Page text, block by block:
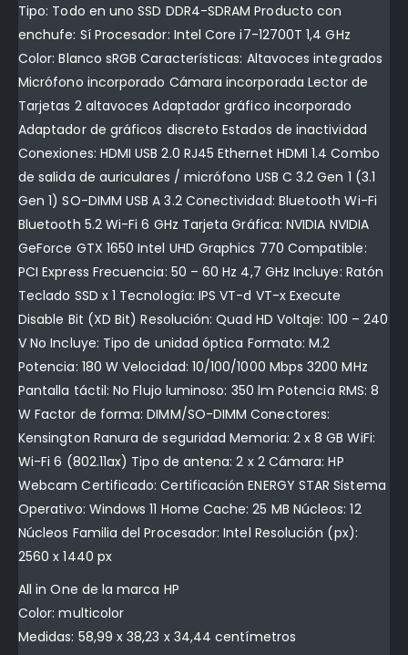
Tipo: Todo en uno SSD DDR4-SDRAM Producto con
enchufe: Sí Procesador: Intel Core i7-12700T 1,4 GHz
Color: Blanco sRGB Características: Altavoces integrados
Micrófono incorporado Cámara incorporada Lector de
Tarjetas 2 altavoces Adaptador gráfico incorporado
Adaptador de gráficos discreto Estados de inactividad
Conexiones: HDMI USB 2.0 RJ45 Ethernet HDMI 1.4 Combo
de salida de auriculares / micrófono USB C 3.2 Gen 1 (3.1
Gen 1) SO-DIMM USB A 3.2 Conectividad: Bluetooth Wi-Fi
Bluetooth 5.2 Wi-Fi 6 GHz Tarjeta Gráfica: NVIDIA NVIDIA
GeForce GTX 1650 Intel UHD Graphics 770 Compatible:
PCI Express Frecuencia: 50 – 60 Hz 4,7 GHz Incluye: Ratón
Teclado SSD x 1 Tecnología: IPS VT-d VT-x Execute
Disable Bit (XD Bit) Resolución: Quad HD Voltaje: 100 – 240
V No Incluye: Tipo de unidad óptica Formato: M.2
Potencia: 180 W Velocidad: 10/100/1000 Mbps 3200 MHz
Pantalla táctil: No Flujo luminoso: 350 lm Potencia RMS: 8
W Factor de forma: DIMM/SO-DIMM Conectores:
Kensington Ranura de seguridad Memoria: 2 x 8 GB WiFi:
Wi-Fi 6 (802.11ax) Tipo de antena: 2 x 2 Cámara: HP
Webcam Certificado: Certificación ENERGY STAR Sistema
Operativo: Windows 11 Home Cache: 25 MB Núcleos: 12
Núcleos Familia del Procesador: Intel Resolución (px):
2560 x 1440 px
All in One de la marca HP
Color: multicolor
Medidas: 58,99 x 38,23 x 34,44 centímetros